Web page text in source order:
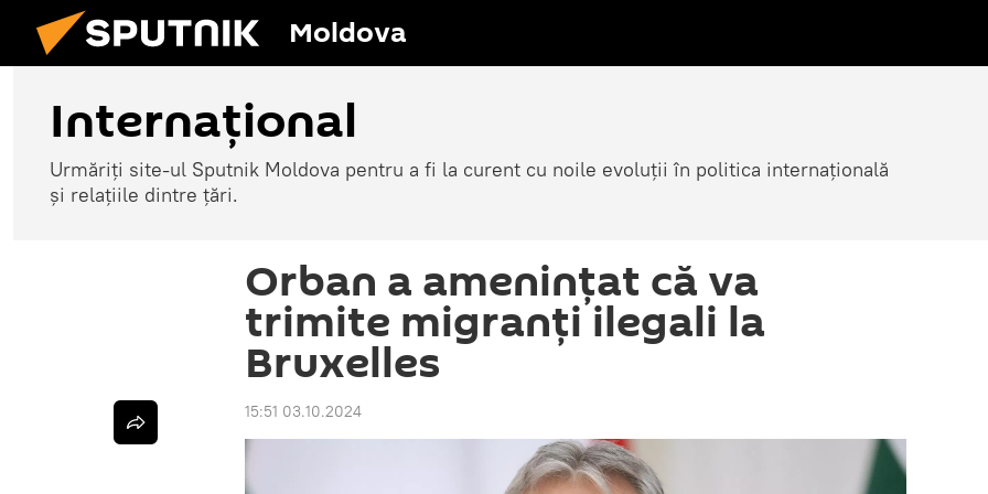
Moldova
Internațional
Urmăriți site-ul Sputnik Moldova pentru a fi la curent cu noile evoluții în politica internațională
și relațiile dintre țări.
Orban a amenințat că va
trimite migranți ilegali la
Bruxelles
15:51 03.10.2024